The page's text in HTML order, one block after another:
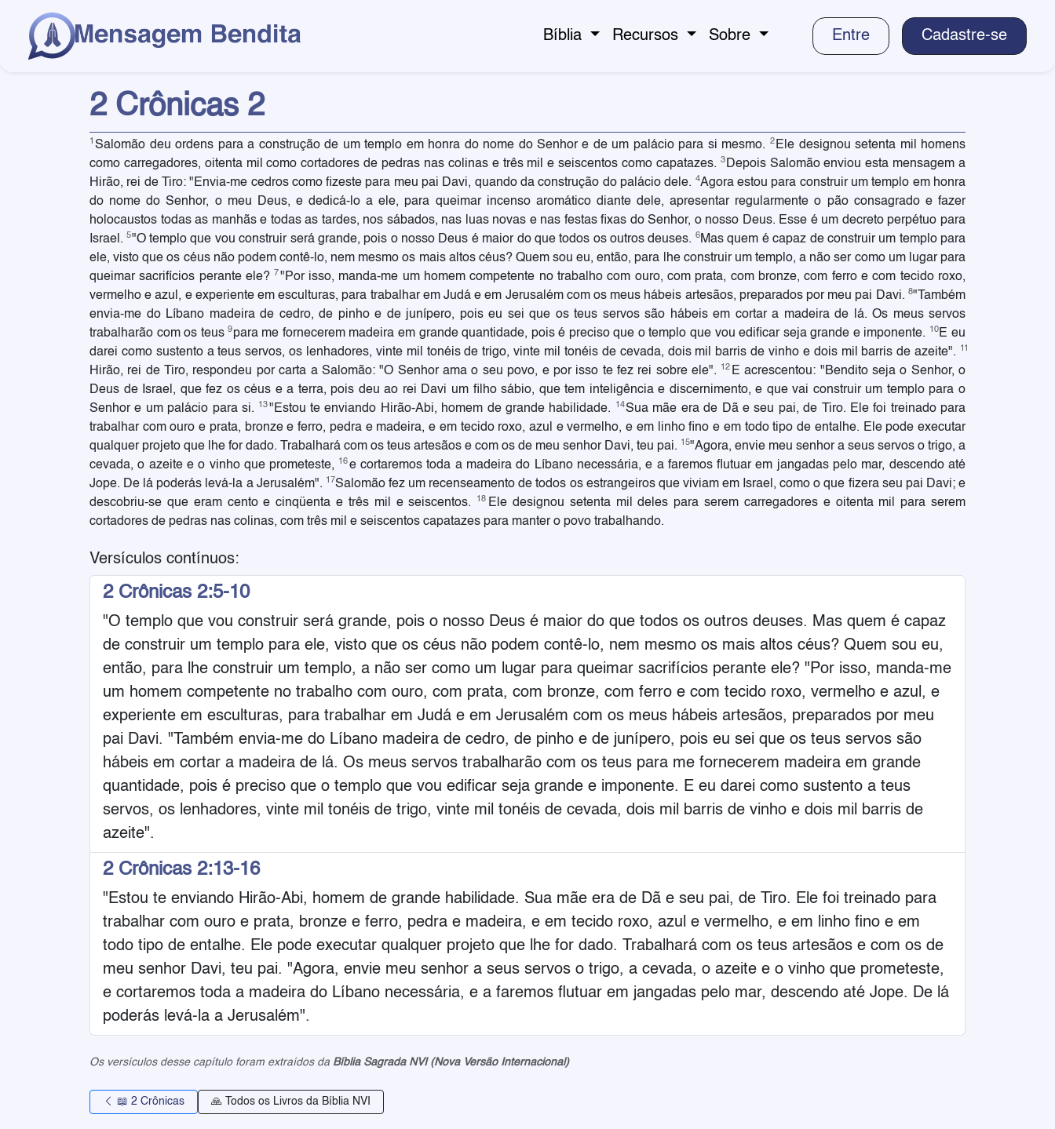
Bíblia Recursos Sobre Entre Cadastre-se
2 Crônicas 2
1 Salomão deu ordens para a construção de um templo em honra do nome do Senhor e de um palácio para si mesmo. 2 Ele designou setenta mil homens
como carregadores, oitenta mil como cortadores de pedras nas colinas e três mil e seiscentos como capatazes. 3 Depois Salomão enviou esta mensagem a
Hirão, rei de Tiro: "Envia-me cedros como fizeste para meu pai Davi, quando da construção do palácio dele. 4Agora estou para construir um templo em honra
do nome do Senhor, o meu Deus, e dedicá-lo a ele, para queimar incenso aromático diante dele, apresentar regularmente o pão consagrado e fazer
holocaustos todas as manhãs e todas as tardes, nos sábados, nas luas novas e nas festas fixas do Senhor, o nosso Deus. Esse é um decreto perpétuo para
Israel.5"O templo que vou construir será grande, pois o nosso Deus é maior do que todos os outros deuses. 6Mas quem é capaz de construir um templo para
ele, visto que os céus não podem contê-lo, nem mesmo os mais altos céus? Quem sou eu, então, para lhe construir um templo, a não ser como um lugar para
queimar sacrifícios perante ele? 7"Por isso, manda-me um homem competente no trabalho com ouro, com prata, com bronze, com ferro e com tecido roxo,
vermelho e azul, e experiente em esculturas, para trabalhar em Judá e em Jerusalém com os meus hábeis artesãos, preparados por meu pai Davi. 8"Também
envia-me do Líbano madeira de cedro, de pinho e de junípero, pois eu sei que os teus servos são hábeis em cortar a madeira de lá. Os meus servos
trabalharão com os teus9para me fornecerem madeira em grande quantidade, pois é preciso que o templo que vou edificar seja grande e imponente. 10 E eu
darei como sustento a teus servos, os lenhadores, vinte mil tonéis de trigo, vinte mil tonéis de cevada, dois mil barris de vinho e dois mil barris de azeite". 11
Hirão, rei de Tiro, respondeu por carta a Salomão: "O Senhor ama o seu povo, e por isso te fez rei sobre ele". 12 E acrescentou: "Bendito seja o Senhor, o
Deus de Israel, que fez os céus e a terra, pois deu ao rei Davi um filho sábio, que tem inteligência e discernimento, e que vai construir um templo para o
Senhor e um palácio para si. 13"Estou te enviando Hirão-Abi, homem de grande habilidade. 14Sua mãe era de Dã e seu pai, de Tiro. Ele foi treinado para
trabalhar com ouro e prata, bronze e ferro, pedra e madeira, e em tecido roxo, azul e vermelho, e em linho fino e em todo tipo de entalhe. Ele pode executar
qualquer projeto que lhe for dado. Trabalhará com os teus artesãos e com os de meu senhor Davi, teu pai. 15"Agora, envie meu senhor a seus servos o trigo, a
cevada, o azeite e o vinho que prometeste, 16e cortaremos toda a madeira do Líbano necessária, e a faremos flutuar em jangadas pelo mar, descendo até
Jope. De lá poderás levá-la a Jerusalém". 17Salomão fez um recenseamento de todos os estrangeiros que viviam em Israel, como o que fizera seu pai Davi; e
descobriu-se que eram cento e cinqüenta e três mil e seiscentos.
18 Ele designou setenta mil deles para serem carregadores e oitenta mil para serem
cortadores de pedras nas colinas, com três mil e seiscentos capatazes para manter o povo trabalhando.
Versículos contínuos:
2 Crônicas 2:5-10
"O templo que vou construir será grande, pois o nosso Deus é maior do que todos os outros deuses. Mas quem é capaz
de construir um templo para ele, visto que os céus não podem contê-lo, nem mesmo os mais altos céus? Quem sou eu,
então, para lhe construir um templo, a não ser como um lugar para queimar sacrifícios perante ele? "Por isso, manda-me
um homem competente no trabalho com ouro, com prata, com bronze, com ferro e com tecido roxo, vermelho e azul, e
experiente em esculturas, para trabalhar em Judá e em Jerusalém com os meus hábeis artesãos, preparados por meu
pai Davi. "Também envia-me do Líbano madeira de cedro, de pinho e de junípero, pois eu sei que os teus servos são
hábeis em cortar a madeira de lá. Os meus servos trabalharão com os teus para me fornecerem madeira em grande
quantidade, pois é preciso que o templo que vou edificar seja grande e imponente. E eu darei como sustento a teus
servos, os lenhadores, vinte mil tonéis de trigo, vinte mil tonéis de cevada, dois mil barris de vinho e dois mil barris de
azeite".
2 Crônicas 2:13-16
"Estou te enviando Hirão-Abi, homem de grande habilidade. Sua mãe era de Dã e seu pai, de Tiro. Ele foi treinado para
trabalhar com ouro e prata, bronze e ferro, pedra e madeira, e em tecido roxo, azul e vermelho, e em linho fino e em
todo tipo de entalhe. Ele pode executar qualquer projeto que lhe for dado. Trabalhará com os teus artesãos e com os de
meu senhor Davi, teu pai. "Agora, envie meu senhor a seus servos o trigo, a cevada, o azeite e o vinho que prometeste,
e cortaremos toda a madeira do Líbano necessária, e a faremos flutuar em jangadas pelo mar, descendo até Jope. De lá
poderás levá-la a Jerusalém".
Os versículos desse capítulo foram extraídos da Bíblia Sagrada NVI (Nova Versão Internacional)
📖 2 Crônicas 🙏 Todos os Livros da Bíblia NVI